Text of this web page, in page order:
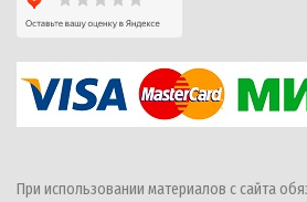
При использовании материалов с сайта